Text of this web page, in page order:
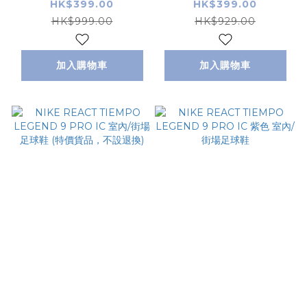
地足球鞋 (特價貨品，
不設退換)
HK$399.00
HK$999.00
加入購物車
鞋 (特價貨品，不設退
換)
HK$399.00
HK$929.00
加入購物車